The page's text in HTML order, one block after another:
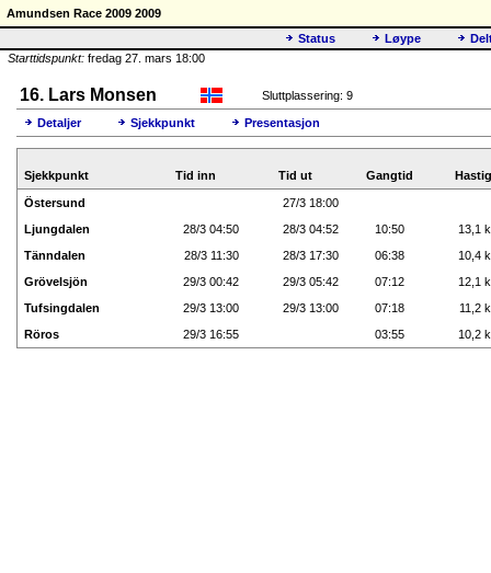
Amundsen Race 2009 2009
Status
Løype
Starttidspunkt: fredag 27. mars 18:00
16. Lars Monsen Sluttplassering: 9
Detaljer Sjekkpunkt Presentasjon
Sjekkpunkt Tid inn Tid ut Gangtid
Östersund
27/3 18:00
Ljungdalen
28/3 04:50 28/3 04:52 10:50
13,1
Tänndalen
28/3 11:30 28/3 17:30 06:38
10,4
Grövelsjön
29/3 00:42 29/3 05:42 07:12
12,1
Tufsingdalen
29/3 13:00 29/3 13:00 07:18
11,2
Röros
29/3 16:55 03:55 10,2